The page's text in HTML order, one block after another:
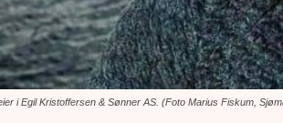
i Egil Kristoffersen & Sønner AS. (Foto Marius Fiskum,